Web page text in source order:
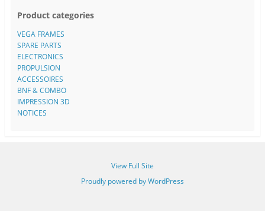
Product categories
VEGA FRAMES
SPARE PARTS
ELECTRONICS
PROPULSION
ACCESSOIRES
BNF & COMBO
IMPRESSION 3D
NOTICES
View Full Site
Proudly powered by WordPress